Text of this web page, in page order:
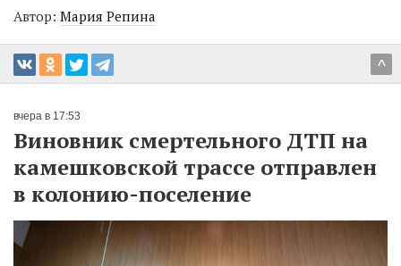
Автор: Мария Репина
^
вчера в 17:53
Виновник смертельного ДТП на
камешковской трассе отправлен
в колонию-поселение